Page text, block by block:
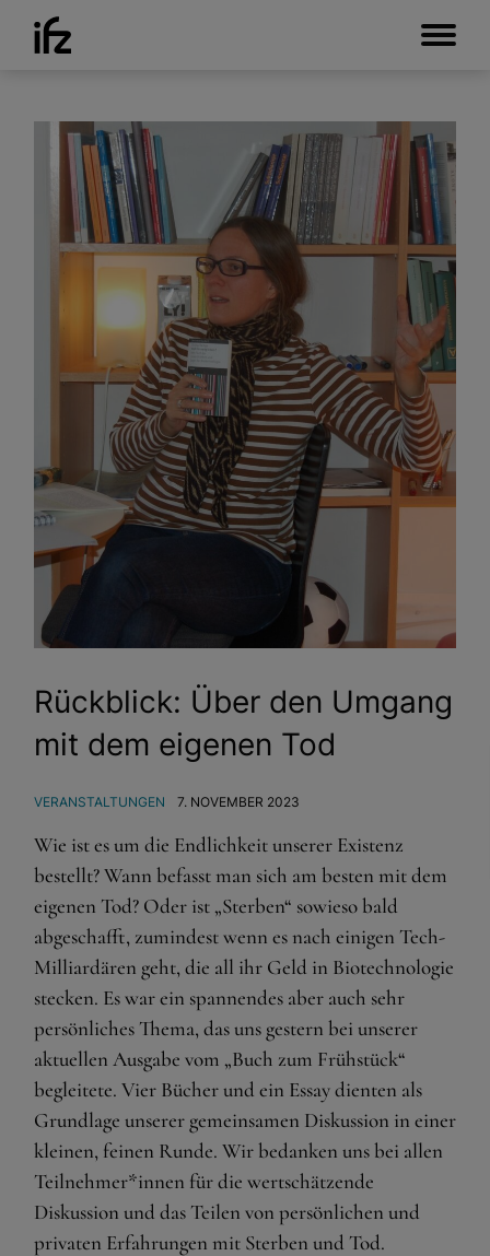
Rückblick: Über den Umgang
mit dem eigenen Tod
VERANSTALTUNGEN 7. NOVEMBER 2023
Wie ist es um die Endlichkeit unserer Existenz
bestellt? Wann befasst man sich am besten mit dem
eigenen Tod? Oder ist „Sterben“ sowieso bald
abgeschafft, zumindest wenn es nach einigen Tech-
Milliardären geht, die all ihr Geld in Biotechnologie
stecken. Es war ein spannendes aber auch sehr
persönliches Thema, das uns gestern bei unserer
aktuellen Ausgabe vom „Buch zum Frühstück“
begleitete. Vier Bücher und ein Essay dienten als
Grundlage unserer gemeinsamen Diskussion in einer
kleinen, feinen Runde. Wir bedanken uns bei allen
Teilnehmer*innen für die wertschätzende
Diskussion und das Teilen von persönlichen und
privaten Erfahrungen mit Sterben und Tod.